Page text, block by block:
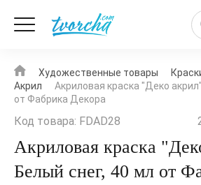
Художественные товары
Акрил
Акриловая краска "Деко
от Фабрика Декора
Код товара: FDAD28
Акриловая краска
Белый снег, 40 мл от